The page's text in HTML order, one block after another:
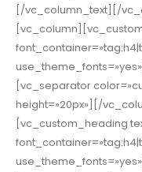
[/vc_column_text][/
[vc_separator
height=»20px»][/
[vc_custom_heading